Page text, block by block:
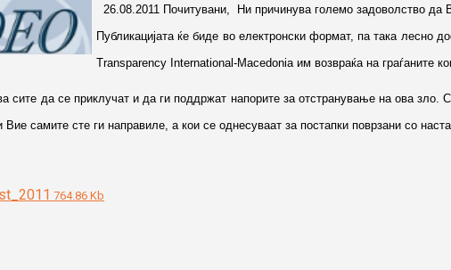
26.08.2011 Почитувани, Ни причинува големо задоволство да
Публикацијата ќе би­де во електронски формат, па така лесно
Transparency International-Macedonia им возвраќа на граѓаните
сите да се приклучат и да ги под­држат напорите за от­стра­ну­вање на ова
Вие самите сте ги на­пра­ви­ле, а кои се однесуваат за пос­тап­ки поврзани со
764.86 Kb